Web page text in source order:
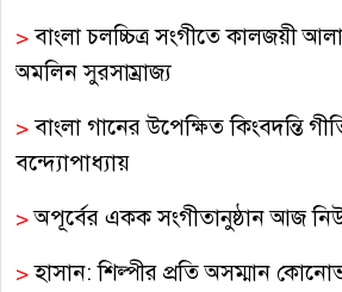
>বাংলা চলচ্চিত্র সংগীতে কালজয়ী
অমলিন সুরসাম্রাজ্য
>বাংলা গানের উপেক্ষিত কিংবদন্তি
বন্দ্যোপাধ্যায়
>অপূর্বের একক সংগীতানুষ্ঠান আজ
>হাসান: শিল্পীর প্রতি অসম্মান